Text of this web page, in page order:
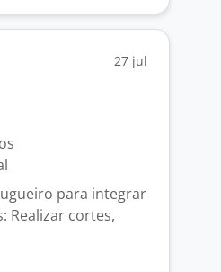
27 jul
para integrar
Realizar cortes,